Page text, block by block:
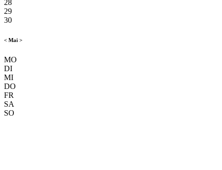
28
29
30
< Mai >
MO
DI
MI
DO
FR
SA
SO